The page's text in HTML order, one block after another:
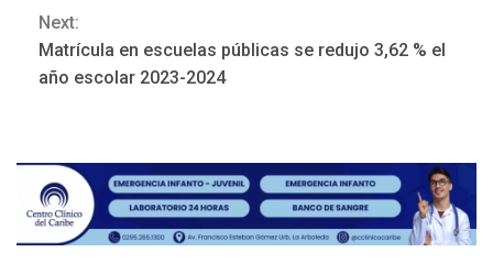
Reading
Next:
Matrícula en escuelas públicas se redujo 3,62 % el
año escolar 2023-2024
REGIONALES ÚLTIMA HORA
Mariño fortalece capacidad
gestión
REGIONALES ÚLTIMA HORA
Reparan hundimiento de la